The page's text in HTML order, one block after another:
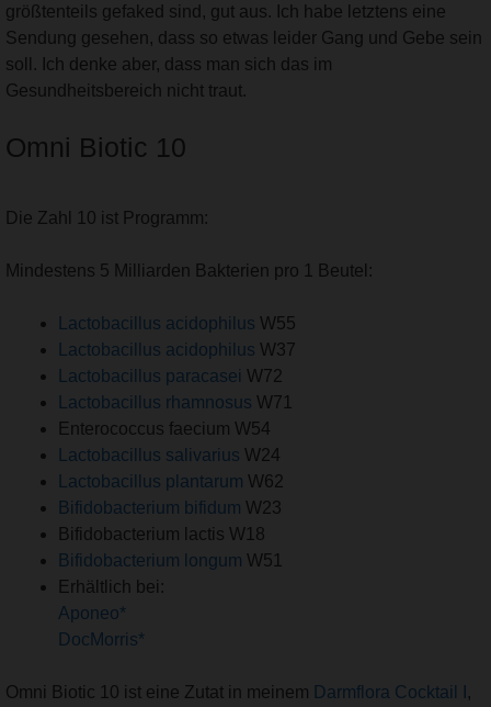
größtenteils gefaked sind, gut aus. Ich habe letztens eine
Sendung gesehen, dass so etwas leider Gang und Gebe sein
soll. Ich denke aber, dass man sich das im
Gesundheitsbereich nicht traut.
Omni Biotic 10
Die Zahl 10 ist Programm:
Mindestens 5 Milliarden Bakterien pro 1 Beutel:
Lactobacillus acidophilus W55
Lactobacillus acidophilus W37
Lactobacillus paracasei W72
Lactobacillus rhamnosus W71
Enterococcus faecium W54
Lactobacillus salivarius W24
Lactobacillus plantarum W62
Bifidobacterium bifidum W23
Bifidobacterium lactis W18
Bifidobacterium longum W51
Erhältlich bei:
Aponeo*
DocMorris*
Omni Biotic 10 ist eine Zutat in meinem Darmflora Cocktail I
,